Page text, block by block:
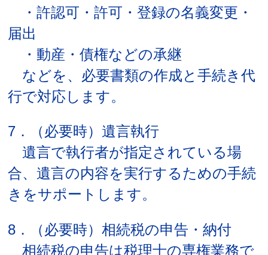
・許認可・許可・登録の名義変更・
届出
・動産・債権などの承継
などを、必要書類の作成と手続き代
行で対応します。
7．（必要時）遺言執行
遺言で執行者が指定されている場
合、遺言の内容を実行するための手続
きをサポートします。
8．（必要時）相続税の申告・納付
相続税の申告は税理士の専権業務で